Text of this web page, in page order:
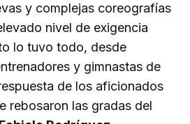
y complejas coreografías
nivel de exigencia
lo tuvo todo, desde
y gimnastas de
de los aficionados
rebosaron las gradas del